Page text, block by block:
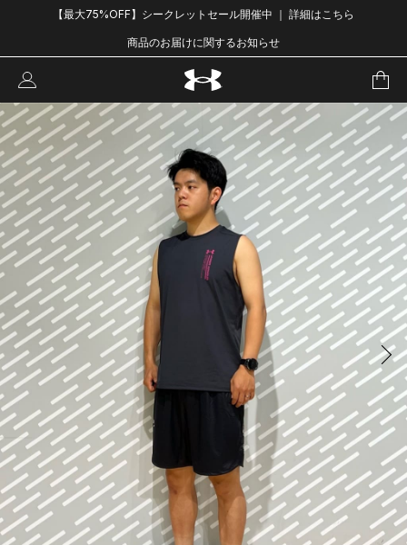
【最大75%OFF】シークレットセール開催中 ｜ 詳細はこちら
商品のお届けに関するお知らせ